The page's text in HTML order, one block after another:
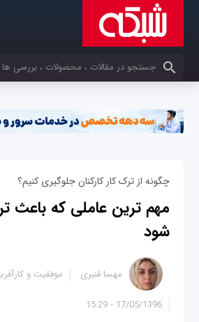
کلمات کلیدی خود را وارد کنید
چگونه از ترک کار کارکنان جلوگیری کنیم؟
مهم ترین عاملی که باعث
شود
17/05/1396 - 15:29
مهسا قنبری موفقیت و